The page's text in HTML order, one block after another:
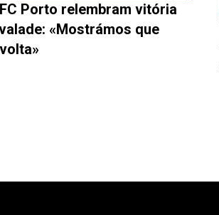
Porto relembram vitória
«Mostrámos que